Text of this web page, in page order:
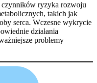
czynników ryzyka rozwoju
takich jak
serca. Wczesne wykrycie
działania
problemy